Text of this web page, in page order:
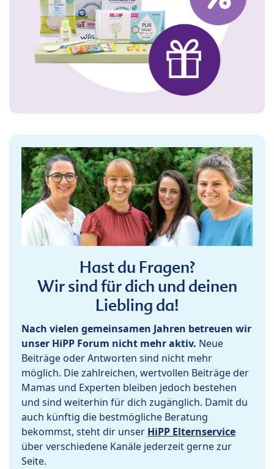
Hast du Fragen?
Wir sind für dich und deinen
Liebling da!
Nach vielen gemeinsamen Jahren betreuen wir
unser HiPP Forum nicht mehr aktiv. Neue
Beiträge oder Antworten sind nicht mehr
möglich. Die zahlreichen, wertvollen Beiträge der
Mamas und Experten bleiben jedoch bestehen
und sind weiterhin für dich zugänglich. Damit du
auch künftig die bestmögliche Beratung
bekommst, steht dir unser HiPP Elternservice
über verschiedene Kanäle jederzeit gerne zur
Seite.